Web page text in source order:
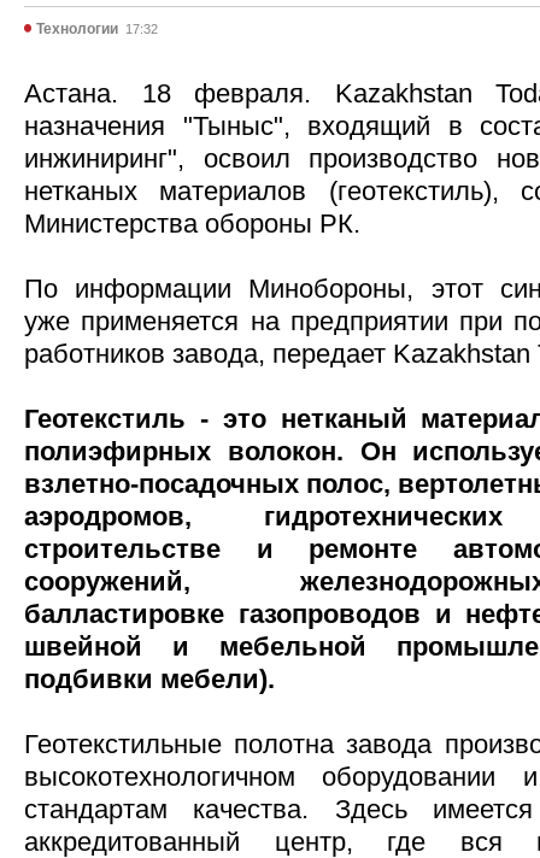
Технологии 17:32
Астана. 18 февраля. Kazakhstan
назначения "Тыныс", входящий в
инжиниринг", освоил производство
нетканых материалов (геотекстиль),
Министерства обороны РК.
По информации Минобороны, этот
уже применяется на предприятии при
работников завода, передает Kazakhstan
Геотекстиль - это нетканый
полиэфирных волокон. Он
взлетно-посадочных полос,
аэродромов,
строительстве и ремонте
сооружений,
балластировке газопроводов и
швейной и мебельной
подбивки мебели).
Геотекстильные полотна завода
высокотехнологичном оборудовании
стандартам качества. Здесь
аккредитованный центр, где вся